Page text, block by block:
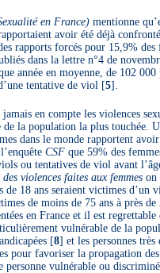
en France)mentionne
avoir été déjà
rapports forcés pour 15,9%
dans la lettre n°4 de
année en moyenne, de 102
tentative de viol [5]
en compte les violences
la population la plus touchée.
dans le monde rapportent
CSFque 59% des
ou tentatives de viol avant
violences faites aux femmeson
18 ans seraient victimes d’un
de moins de 75 ans à près
en France et il est
vulnérable de la
[8] et les personnes
pour favoriser la propagation
vulnérable ou